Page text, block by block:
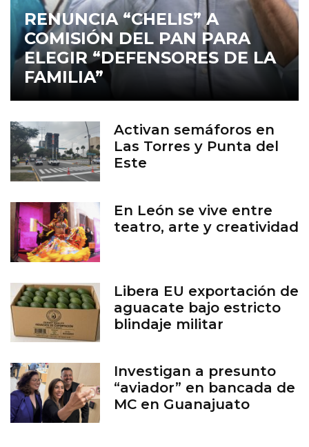
RENUNCIA “CHELIS” A
COMISIÓN DEL PAN PARA
ELEGIR “DEFENSORES DE LA
FAMILIA”
Activan semáforos en
Las Torres y Punta del
Este
En León se vive entre
teatro, arte y creatividad
Libera EU exportación de
aguacate bajo estricto
blindaje militar
Investigan a presunto
“aviador” en bancada de
MC en Guanajuato